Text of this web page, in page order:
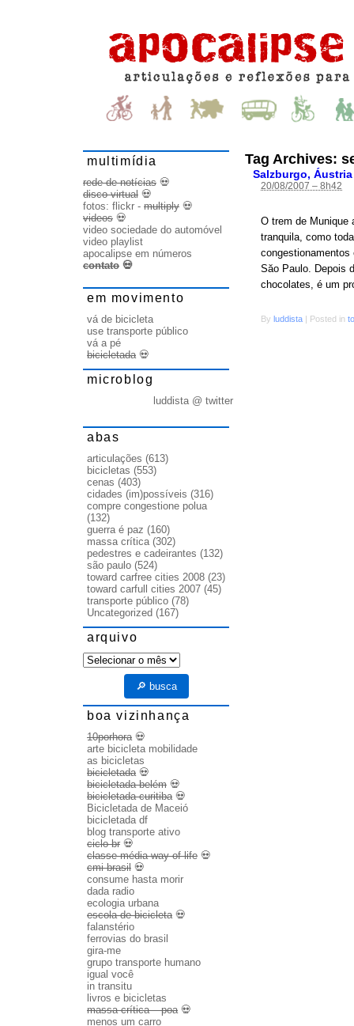
Tag Archives:
Salzburgo, Áustria
20/08/2007 – 8h42
O trem de Munique
tranquila, como
Săo Paulo. Depois
chocolates, é um
By luddista | Posted in
multimídia
rede de notícias 💀
disco virtual 💀
fotos: flickr - multiply 💀
videos 💀
video sociedade do automóvel
video playlist
apocalipse em números
contato 💀
em movimento
vá de bicicleta
use transporte público
vá a pé
bicicletada💀
microblog
luddista @ twitter
abas
articulações (613)
bicicletas (553)
cenas (403)
cidades (im)possíveis (316)
compre congestione polua
(132)
guerra é paz (160)
massa crítica(302)
pedestres e cadeirantes (132)
são paulo (524)
toward carfree cities 2008 (23)
toward carfull cities 2007 (45)
transporte público (78)
Uncategorized (167)
arquivo
arquivo
🔎 busca
boa vizinhança
10porhora💀
arte bicicleta mobilidade
as bicicletas
bicicletada💀
bicicletada belém 💀
bicicletada curitiba💀
Bicicletada de Maceió
bicicletada df
blog transporte ativo
ciclo br 💀
classe média way of life 💀
cmi brasil 💀
consume hasta morir
dada radio
ecologia urbana
escola de bicicleta💀
falanstério
ferrovias do brasil
gira-me
grupo transporte humano
igual você
in transitu
livros e bicicletas
massa crítica – poa💀
menos um carro